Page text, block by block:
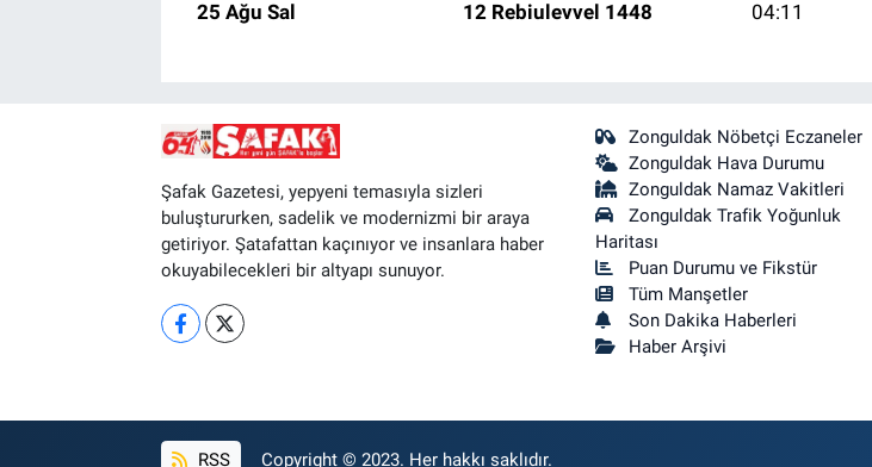
25 Ağu Sal
12 Rebiulevvel 1448 04:11
Şafak Gazetesi, yepyeni temasıyla sizleri
buluştururken, sadelik ve modernizmi bir araya
getiriyor. Şatafattan kaçınıyor ve insanlara haber
okuyabilecekleri bir altyapı sunuyor.
Zonguldak Nöbetçi Eczaneler
Zonguldak Hava Durumu
Zonguldak Namaz Vakitleri
Zonguldak Trafik Yoğunluk
Haritası
Puan Durumu ve Fikstür
Tüm Manşetler
Son Dakika Haberleri
Haber Arşivi
RSS Copyright © 2023. Her hakkı saklıdır.